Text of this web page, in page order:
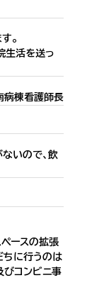
。
生活を送っ
病棟看護師長
いので、飲
ースの拡張
ちに行うのは
びコンビニ事